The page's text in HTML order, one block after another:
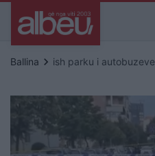
Ballina keyboard_arrow_right ish parku i autobuzeve